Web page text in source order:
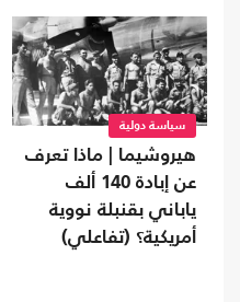
سياسة دولية
هيروشيما | ماذا تعرف
عن إبادة 140 ألف
ياباني بقنبلة نووية
أمريكية؟ (تفاعلي)